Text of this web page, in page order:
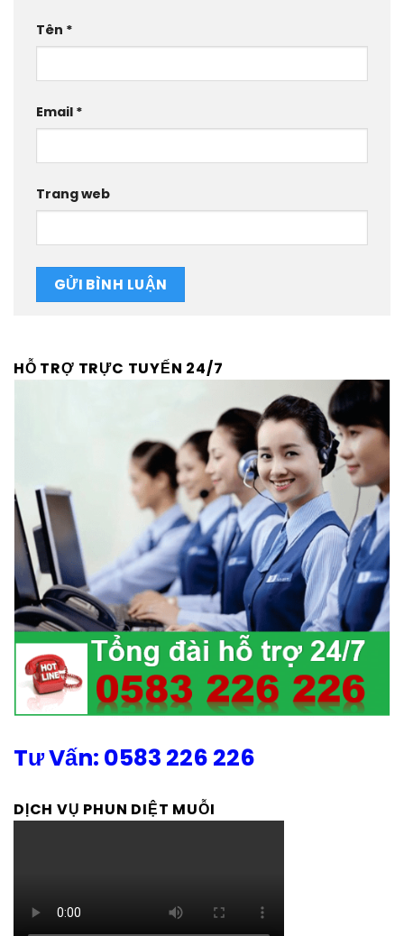
Tên *
Email *
Trang web
HỖ TRỢ TRỰC TUYẾN 24/7
Tư Vấn: 0583 226 226
DỊCH VỤ PHUN DIỆT MUỖI